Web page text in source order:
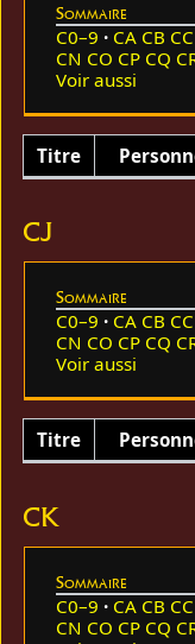
Sommaire
C0–9 CA CB CC
CN CO CP CQ
Voir aussi
Titre
CJ
Sommaire
C0–9 CA CB CC
CN CO CP CQ
Voir aussi
Titre
CK
Sommaire
C0–9 CA CB CC
CN CO CP CQ